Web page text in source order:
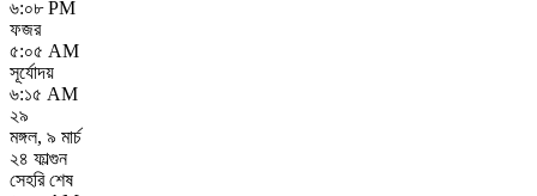
৬:০৮ PM
ফজর
৫:০৫ AM
সূর্যোদয়
৬:১৫ AM
২৯
মঙ্গল, ৯ মার্চ
২৪ ফাল্গুন
সেহরি শেষ